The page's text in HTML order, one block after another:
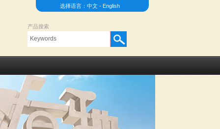
选择语言： 中文- English
产品搜索